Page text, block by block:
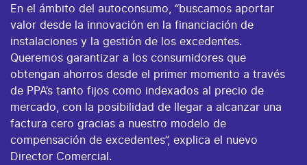
En el ámbito del autoconsumo, “buscamos aportar
valor desde la innovación en la financiación de
instalaciones y la gestión de los excedentes.
Queremos garantizar a los consumidores que
obtengan ahorros desde el primer momento a través
de PPA’s tanto fijos como indexados al precio de
mercado, con la posibilidad de llegar a alcanzar una
factura cero gracias a nuestro modelo de
compensación de excedentes”, explica el nuevo
Director Comercial.